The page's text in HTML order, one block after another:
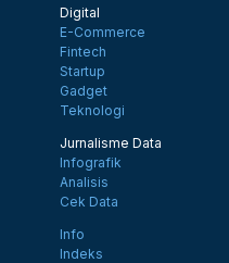
Digital
E-Commerce
Fintech
Startup
Gadget
Teknologi
Jurnalisme Data
Infografik
Analisis
Cek Data
Info
Indeks